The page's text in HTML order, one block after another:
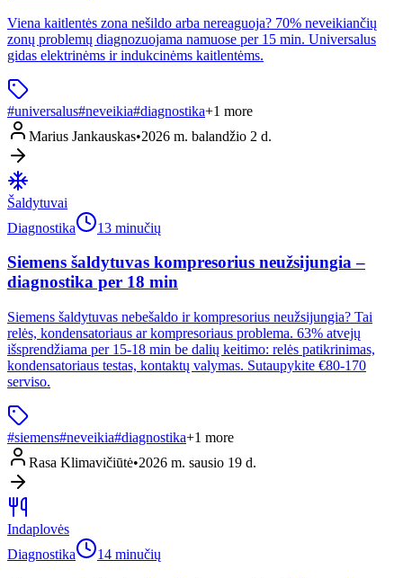
Viena kaitlentės zona nešildo arba nereaguoja? 70% neveikiančių
zonų problemų diagnozuojama namuose per 15 min. Universalus
gidas elektrinėms ir indukcinėms kaitlentėms.
#universalus#neveikia#diagnostika+1 more
Marius Jankauskas•2026 m. balandžio 2 d.
Šaldytuvai
Diagnostika
13 minučių
Siemens šaldytuvas kompresorius neužsijungia –
diagnostika per 18 min
Siemens šaldytuvas nebešaldo ir kompresorius neužsijungia? Tai
relės, kondensatoriaus ar kompresoriaus problema. 63% atvejų
išsprendžiama per 15-18 min be dalių keitimo: relės patikrinimas,
kondensatoriaus testas, kontaktų valymas. Sutaupykite €80-170
serviso.
#siemens#neveikia#diagnostika+1 more
Rasa Klimavičiūtė•2026 m. sausio 19 d.
Indaplovės
Diagnostika
14 minučių